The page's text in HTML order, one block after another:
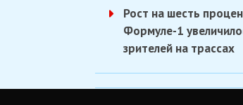
Рост на шесть
Формуле-1
зрителей на трассах